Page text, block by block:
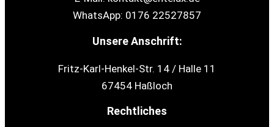
WhatsApp: 0176 22527857
Unsere Anschrift:
Fritz-Karl-Henkel-Str. 14 / Halle 11
67454 Haßloch
Rechtliches